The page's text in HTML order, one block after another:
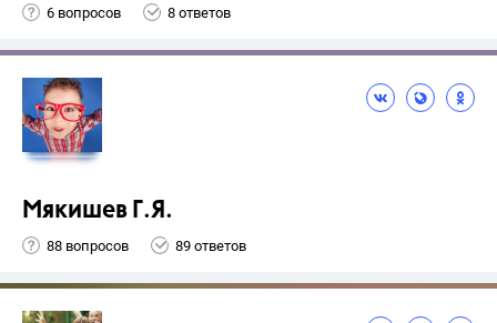
6 вопросов 8 ответов
Мякишев Г.Я.
88 вопросов 89 ответов